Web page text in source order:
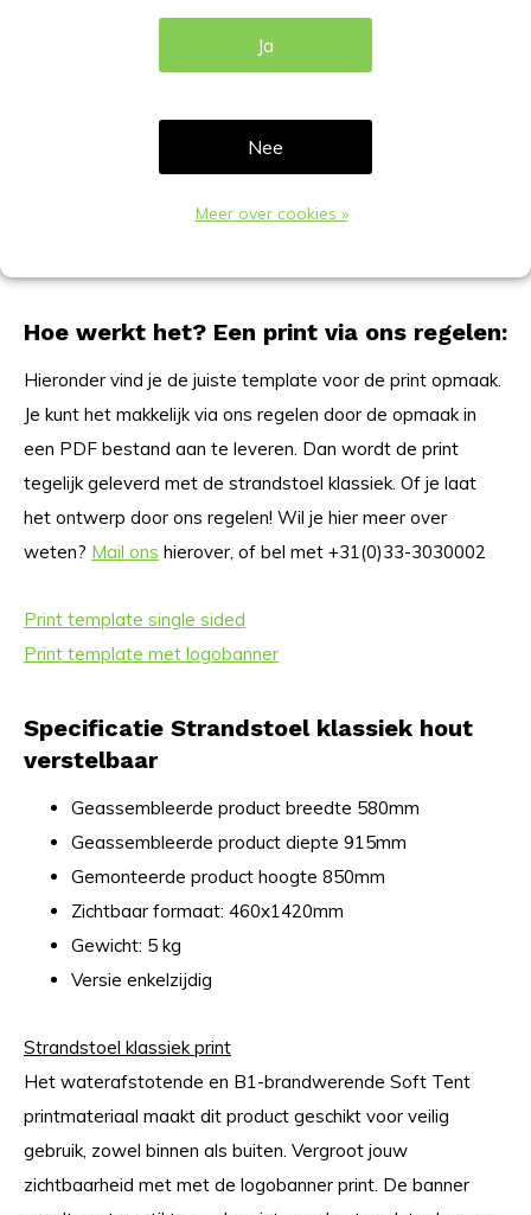
Bij blootstelling aan direct zonlicht kunnen
vervagen, omdat ze slechts beperkte UV-
Hoe werkt het? Een print via ons regelen:
Hieronder vind je de juiste template voor de print opmaak.
Je kunt het makkelijk via ons regelen door de opmaak in
een PDF bestand aan te leveren. Dan wordt de print
tegelijk geleverd met de strandstoel klassiek. Of je laat
het ontwerp door ons regelen! Wil je hier meer over
weten? Mail ons hierover, of bel met +31(0)33-3030002
Print template single sided
Print template met logobanner
Specificatie Strandstoel klassiek hout
verstelbaar
Geassembleerde product breedte 580mm
Geassembleerde product diepte 915mm
Gemonteerde product hoogte 850mm
Zichtbaar formaat: 460x1420mm
Gewicht: 5 kg
Versie enkelzijdig
Strandstoel klassiek print
Het waterafstotende en B1-brandwerende Soft Tent
printmateriaal maakt dit product geschikt voor veilig
gebruik, zowel binnen als buiten. Vergroot jouw
zichtbaarheid met met de logobanner print. De banner
Ja
Nee
Meer over cookies »